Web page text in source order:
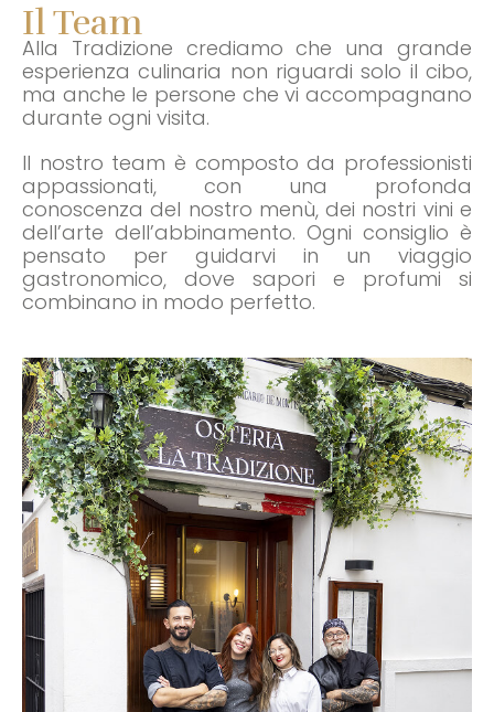
Il Team
Alla Tradizione crediamo che una grande
esperienza culinaria non riguardi solo il cibo,
ma anche le persone che vi accompagnano
durante ogni visita.
Il nostro team è composto da professionisti
appassionati, con una profonda
conoscenza del nostro menù, dei nostri vini e
dell’arte dell’abbinamento. Ogni consiglio è
pensato per guidarvi in un viaggio
gastronomico, dove sapori e profumi si
combinano in modo perfetto.